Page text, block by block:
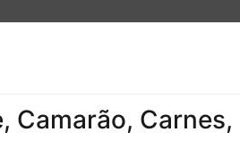
Camarão, Carnes,